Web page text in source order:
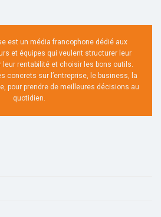
est un média francophone dédié aux
et équipes qui veulent structurer leur
rentabilité et choisir les bons outils.
concrets sur l’entreprise, le business, la
pour prendre de meilleures décisions au
quotidien.